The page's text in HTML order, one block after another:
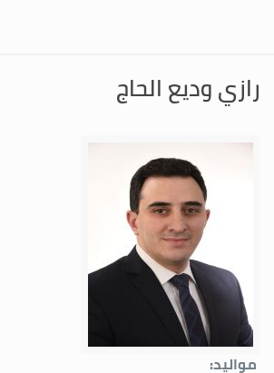
رازي وديع الحاج
مواليد: